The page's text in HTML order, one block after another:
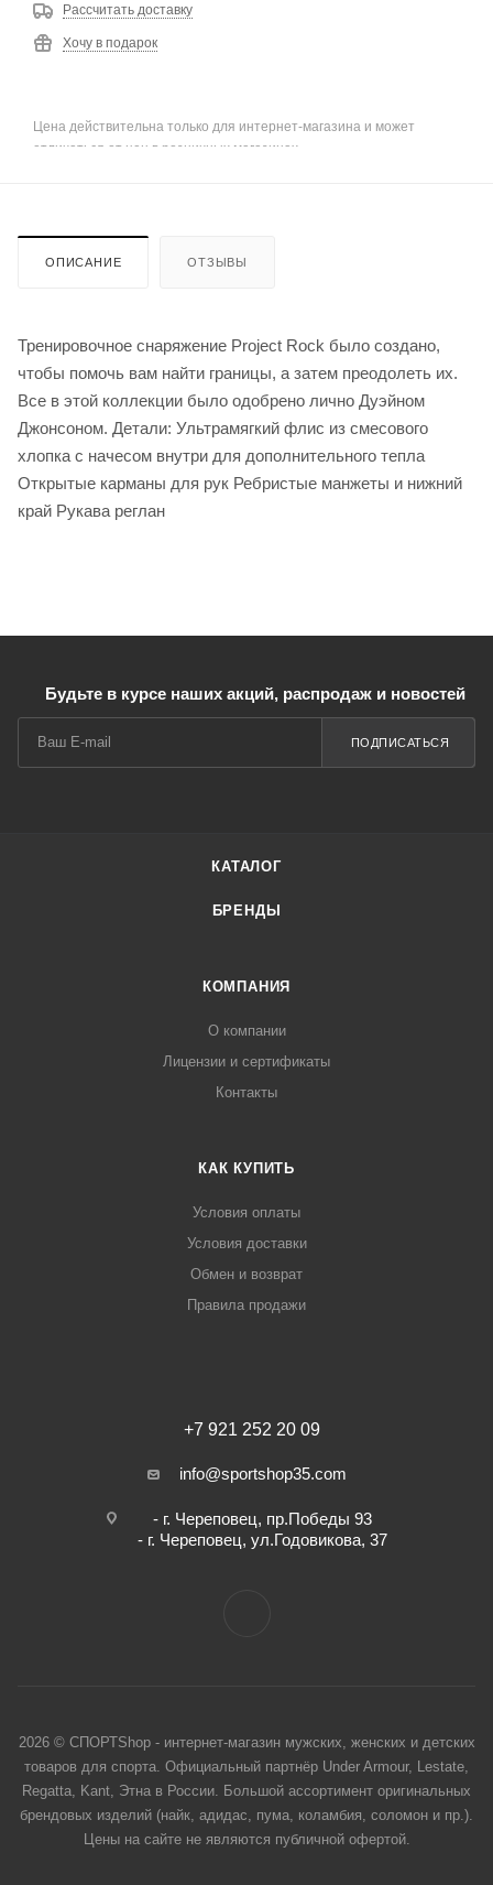
Рассчитать доставку
Хочу в подарок
Цена действительна только для интернет-магазина и может
отличаться от цен в розничных магазинах
ОПИСАНИЕ ОТЗЫВЫ
Тренировочное снаряжение Project Rock было создано,
чтобы помочь вам найти границы, а затем преодолеть их.
Все в этой коллекции было одобрено лично Дуэйном
Джонсоном. Детали: Ультрамягкий флис из смесового
хлопка с начесом внутри для дополнительного тепла
Открытые карманы для рук Ребристые манжеты и нижний
край Рукава реглан
Будьте в курсе наших акций, распродаж и новостей
ПОДПИСАТЬСЯ
КАТАЛОГ
БРЕНДЫ
КОМПАНИЯ
О компании
Лицензии и сертификаты
Контакты
КАК КУПИТЬ
Условия оплаты
Условия доставки
Обмен и возврат
Правила продажи
+7 921 252 20 09
info@sportshop35.com
- г. Череповец, пр.Победы 93
- г. Череповец, ул.Годовикова, 37
2026 © СПОРТShop - интернет-магазин мужских, женских и детских
товаров для спорта. Официальный партнёр Under Armour, Lestate,
Regatta, Kant, Этна в России. Большой ассортимент оригинальных
брендовых изделий (найк, адидас, пума, коламбия, соломон и пр.).
Цены на сайте не являются публичной офертой.